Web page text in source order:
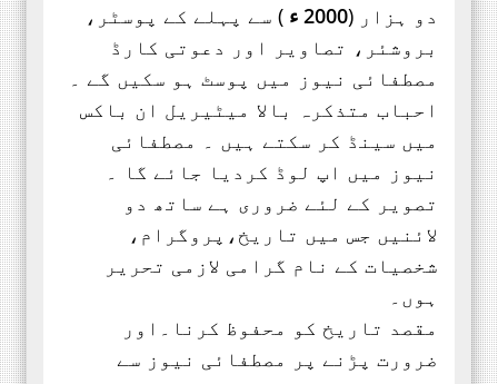
دو ہزار (2000 ء
) سے پہلے کے پوسٹر،
بروشئر، تصاویر اور دعوتی کارڈ
مصطفائی نیوز میں پوسٹ ہو سکیں گے ۔
احباب متذکرہ بالا میٹیریل ان باکس
میں سینڈ کر سکتے ہیں ۔ مصطفائی
نیوز میں اپ لوڈ کردیا جائے گا ۔
تصویر کے لئے ضروری ہے ساتھ دو
لائنیں جس میں تاریخ،پروگرام،
شخصیات کے نام گرامی لازمی تحریر
ہوں۔
مقصد تاریخ کو محفوظ کرنا۔اور
ضرورت پڑنے پر مصطفائی نیوز سے